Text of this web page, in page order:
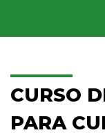
CURSO
PARA